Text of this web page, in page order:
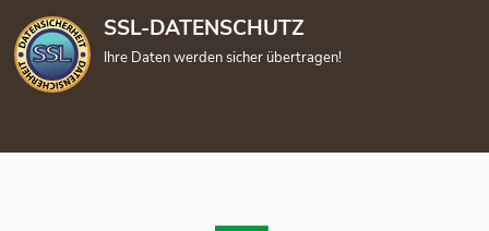
SSL-DATENSCHUTZ
Ihre Daten werden sicher übertragen!